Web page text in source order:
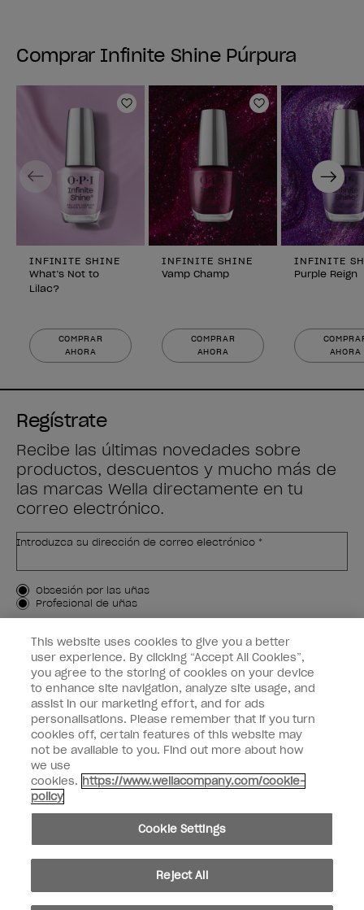
Comprar Infinite Shine Púrpura
Añadir a la lista de deseos
INFINITE SHINE
What’s Not to
Lilac?
COMPRAR
AHORA
Añadir a la
INFINITE SHINE
Vamp Champ
COMPRAR
AHORA
INFINITE
Purple Reign
AHORA
Previous Next
Regístrate
Recibe las últimas novedades sobre
productos, descuentos y mucho más de
las marcas Wella directamente en tu
correo electrónico.
Introduzca su dirección de correo electrónico *
Tipo de cliente
Obsesión por las uñas
Profesional de uñas
APÚNTAME
Customer Information
Connect with OPI
facebook instagram pinterest youtube
No compartir ni vender información personal
© Copyright 2024, Wella Operations US LLC, Todos los derechos reservados.
This website uses cookies to give you a better
user experience. By clicking “Accept All Cookies”,
you agree to the storing of cookies on your device
to enhance site navigation, analyze site usage, and
assist in our marketing effort, and for ads
personalisations. Please remember that if you turn
cookies off, certain features of this website may
not be available to you. Find out more about how
we use
cookies. https://www.wellacompany.com/cookie-
policy
Cookie Settings
Reject All